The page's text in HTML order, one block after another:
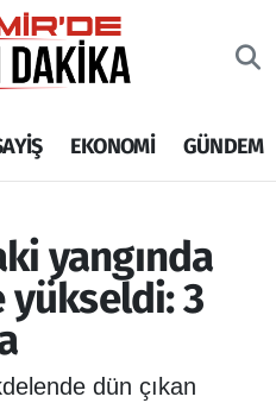
EKONOMİ GÜNDEM
yangında
yükseldi: 3
dün çıkan
Haritası